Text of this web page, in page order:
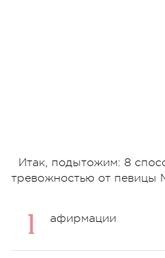
Итак, подытожим: 8
тревожностью от певицы
афирмации